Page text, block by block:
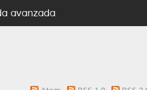
avanzada